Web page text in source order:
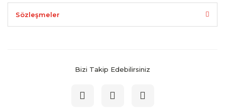
Sözleşmeler
Bizi Takip Edebilirsiniz